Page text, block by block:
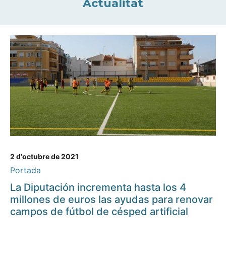
Actualitat
2 d'octubre de 2021
Portada
La Diputación incrementa hasta los 4
millones de euros las ayudas para renovar
campos de fútbol de césped artificial